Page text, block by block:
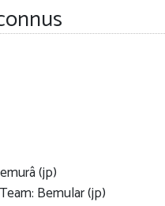
(jp)
Bemular (jp)